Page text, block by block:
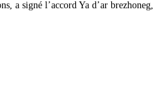
a signé l’accord Ya d’ar brezhoneg,